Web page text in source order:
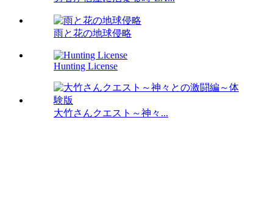
雨と花の地球侵略
Hunting License
大竹さんクエスト～神々...